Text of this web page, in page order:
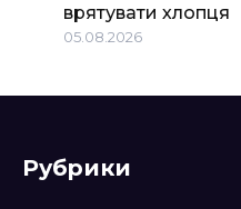
врятувати хлопця
05.08.2026
Рубрики